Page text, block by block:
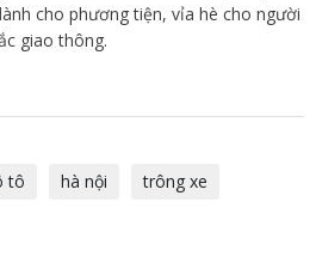
cho phương tiện, vỉa hè cho người
giao thông.
tô hà nội trông xe